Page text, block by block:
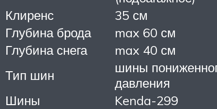
Клиренс
35 см
Глубина брода
max 60 см
Глубина снега
max 40 см
Тип шин
шины
давления
Шины
Kenda-299